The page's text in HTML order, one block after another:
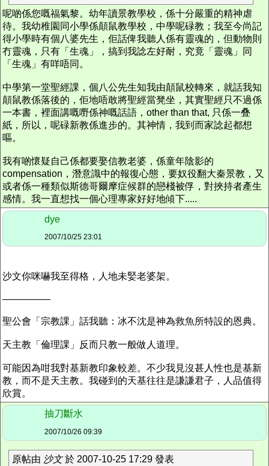
呢啲係您嘅福氣黎。幼年讀景教學校，係十分嚴重的精神虐
待。我幼稚園同小學係顛鼠教學校，中學呢碌教；我至今尚記
得小學時有個八婆先生，佢話俾我聽人係有靈魂的，但動物則
冇靈魂，只有「生魂」，搞到我諗左好耐，究竟「靈魂」同
「生魂」有咩唔同。
中學第一堂聖經課，個八公先生知我由顛鼠校轉來，就話我知
顛鼠教係落後的，佢地唔敢將聖經當凳坐，其實聖經只不過係
一本書，裡面講嘅嘢係神嘅話語，other than that, 只係一叠
紙，所以，呢碌新教係進步的。其神情，我到而家諗起都想
嘔。
我有啲懷疑自己係都要娶信教老婆，係童年陰影的
compensation，潛意識中的報復心態，要奴役翻大秦景教，又
或者係一種類似斯德哥爾摩症候群的戀棧被俘，對挾持者產生
感情。我一直想找一個心理專家好好地傾下.....
dye
2007/10/25 23:01
沙文你咪嚇我至得格，人地未婜老婆架。
—————
聖公會「宗教課」話我聽：冰不沈是神為救魚所特設的恩典。
天主教「倫理課」反而只教一般做人道理。
可能因為咁我對基新教印象較差。不少我見沒甚人性也是基新
教，而不是天主教。我碰到的天基往往是謙謙君子，人品值得
欣賞。
抽刀斷水
2007/10/26 09:39
原帖由 沙文於 2007-10-25 17:29 發表